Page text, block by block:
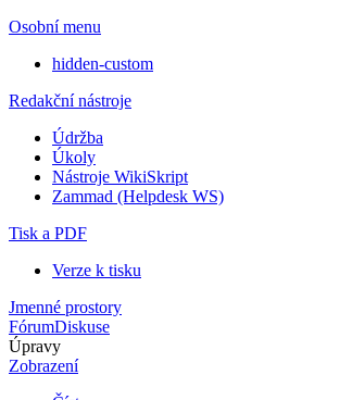
Osobní menu
hidden-custom
Redakční nástroje
Údržba
Úkoly
Nástroje WikiSkript
Zammad (Helpdesk WS)
Tisk a PDF
Verze k tisku
Jmenné prostory
FórumDiskuse
Úpravy
Zobrazení